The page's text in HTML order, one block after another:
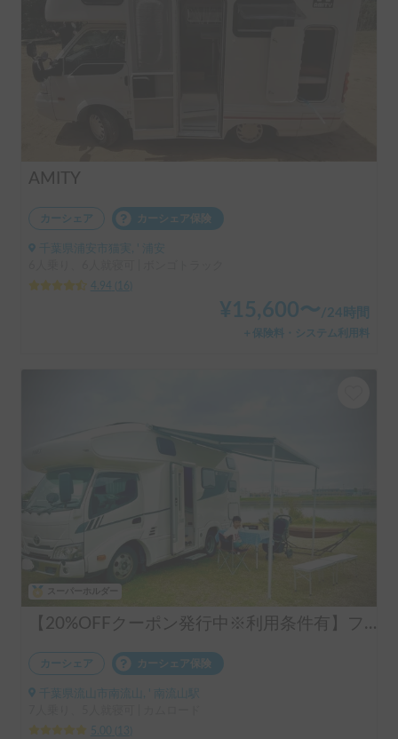
AMITY
カーシェア カーシェア保険
千葉県浦安市猫実, ' 浦安
4.94
16
¥ 15,600〜/24時間
＋保険料・システム利用料
【20%OFFクーポン発行中※利用条件有】フル装備！まるで動くワンルーム🏠️LIBERTY52DB | 新車/充実の電気容量/エアコン・ヒーター・床暖で年中快適/ペット大歓迎/受渡し場所多数/キャンピングカー/レンタル/レンタカー
カーシェア カーシェア保険
千葉県流山市南流山, ' 南流山駅
5.00
13